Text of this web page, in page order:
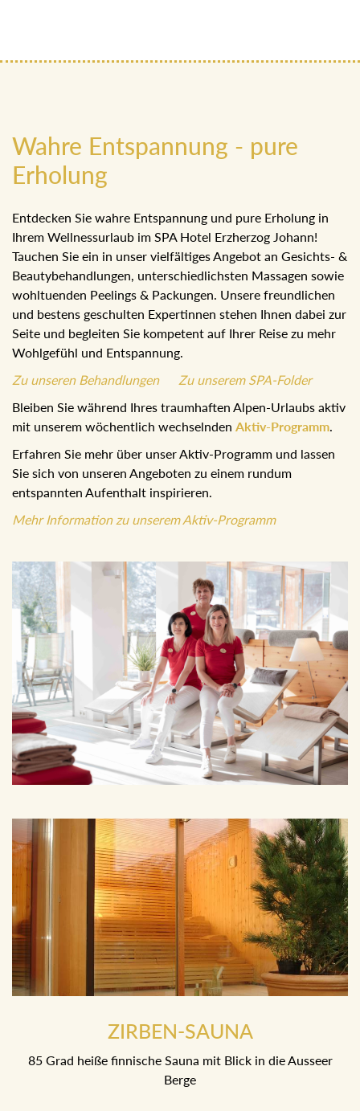
Wahre Entspannung - pure
Erholung
Entdecken Sie wahre Entspannung und pure Erholung in
Ihrem Wellnessurlaub im SPA Hotel Erzherzog Johann!
Tauchen Sie ein in unser vielfältiges Angebot an Gesichts- &
Beautybehandlungen, unterschiedlichsten Massagen sowie
wohltuenden Peelings & Packungen. Unsere freundlichen
und bestens geschulten Expertinnen stehen Ihnen dabei zur
Seite und begleiten Sie kompetent auf Ihrer Reise zu mehr
Wohlgefühl und Entspannung.
Zu unseren Behandlungen
Zu unserem SPA-Folder
Bleiben Sie während Ihres traumhaften Alpen-Urlaubs aktiv
mit unserem wöchentlich wechselnden Aktiv-Programm
Erfahren Sie mehr über unser Aktiv-Programm und lassen
Sie sich von unseren Angeboten zu einem rundum
entspannten Aufenthalt inspirieren.
Mehr Information zu unserem Aktiv-Programm
ZIRBEN-SAUNA
85 Grad heiße finnische Sauna mit Blick in die Ausseer
Berge